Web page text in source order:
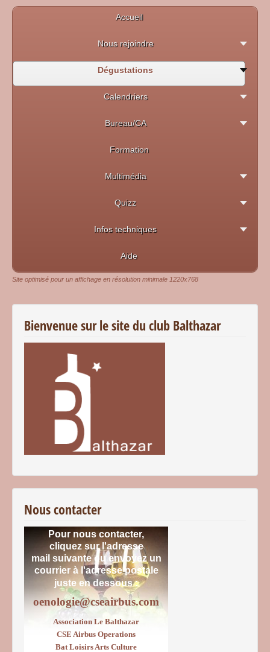
Accueil
Nous rejoindre
Dégustations
Calendriers
Bureau/CA
Formation
Multimédia
Quizz
Infos techniques
Aide
Site optimisé pour un affichage en résolution minimale 1220x768
Bienvenue sur le site du club Balthazar
Nous contacter
Pour nous contacter,
cliquez sur l'adresse
mail suivante ou envoyez un
courrierà l'adresse postale
juste en dessous :
oenologie@cseairbus.com
Association Le Balthazar
CSE Airbus Operations
Bat Loisirs Arts Culture